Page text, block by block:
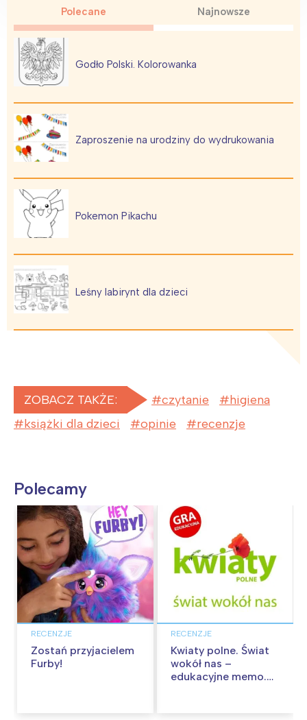
Polecane Najnowsze
Godło Polski. Kolorowanka
Zaproszenie na urodziny do wydrukowania
Pokemon Pikachu
Leśny labirynt dla dzieci
ZOBACZ TAKŻE: czytanie
higiena
książki dla dzieci
opinie recenzje
Polecamy
RECENZJE
Zostań przyjacielem
Furby!
RECENZJE
Kwiaty polne. Świat
wokół nas –
edukacyjne memo.